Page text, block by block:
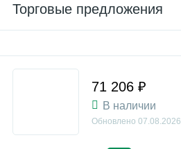
Торговые предложения
71 206 ₽
В наличии
Обновлено 07.08.2026